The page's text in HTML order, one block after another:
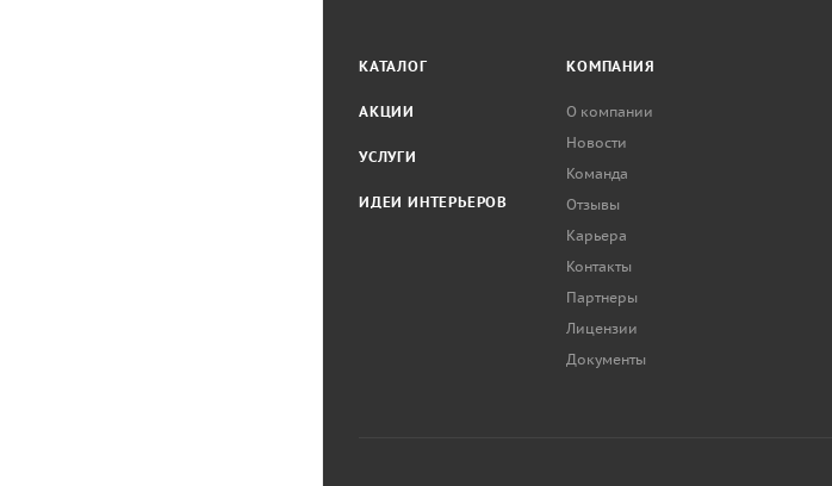
КАТАЛОГ
АКЦИИ
УСЛУГИ
ИДЕИ ИНТЕРЬЕРОВ
КОМПАНИЯ
О компании
Новости
Команда
Отзывы
Карьера
Контакты
Партнеры
Лицензии
Документы